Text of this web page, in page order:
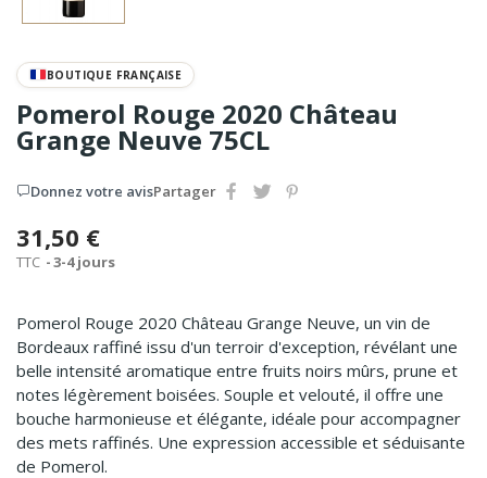
BOUTIQUE FRANÇAISE
Pomerol Rouge 2020 Château
Grange Neuve 75CL
Donnez votre avisPartager
31,50 €
TTC 3-4 jours
Pomerol Rouge 2020 Château Grange Neuve, un vin de
Bordeaux raffiné issu d'un terroir d'exception, révélant une
belle intensité aromatique entre fruits noirs mûrs, prune et
notes légèrement boisées. Souple et velouté, il offre une
bouche harmonieuse et élégante, idéale pour accompagner
des mets raffinés. Une expression accessible et séduisante
de Pomerol.